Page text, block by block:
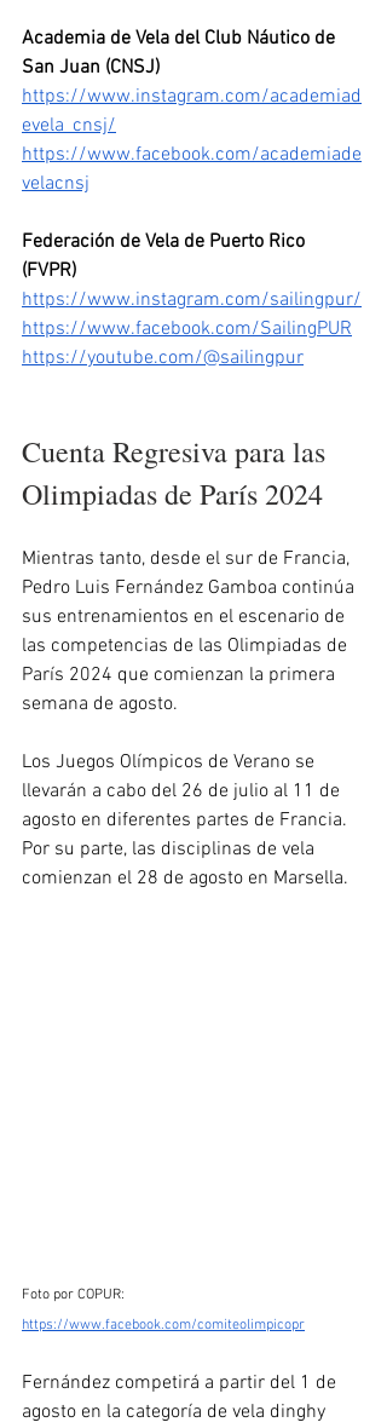
Academia de Vela del Club Náutico de
San Juan (CNSJ)
https://www.instagram.com/academiad
evela_cnsj/
https://www.facebook.com/academiade
velacnsj
Federación de Vela de Puerto Rico
(FVPR)
https://www.instagram.com/sailingpur/
https://www.facebook.com/SailingPUR
https://youtube.com/@sailingpur
Cuenta Regresiva para las
Olimpiadas de París 2024
Mientras tanto, desde el sur de Francia,
Pedro Luis Fernández Gamboa continúa
sus entrenamientos en el escenario de
las competencias de las Olimpiadas de
París 2024 que comienzan la primera
semana de agosto.
Los Juegos Olímpicos de Verano se
llevarán a cabo del 26 de julio al 11 de
agosto en diferentes partes de Francia.
Por su parte, las disciplinas de vela
comienzan el 28 de agosto en Marsella.
Foto por COPUR:
https://www.facebook.com/comiteolimpicopr
Fernández competirá a partir del 1 de
agosto en la categoría de vela dinghy